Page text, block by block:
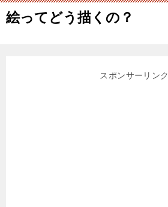
絵ってどう描くの？
スポンサーリンク